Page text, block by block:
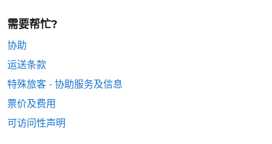
需要帮忙?
协助
运送条款
特殊旅客 - 协助服务及信息
票价及费用
可访问性声明